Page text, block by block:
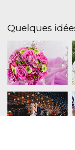
Quelques